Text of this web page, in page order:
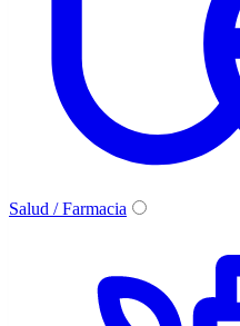
Salud / Farmacia